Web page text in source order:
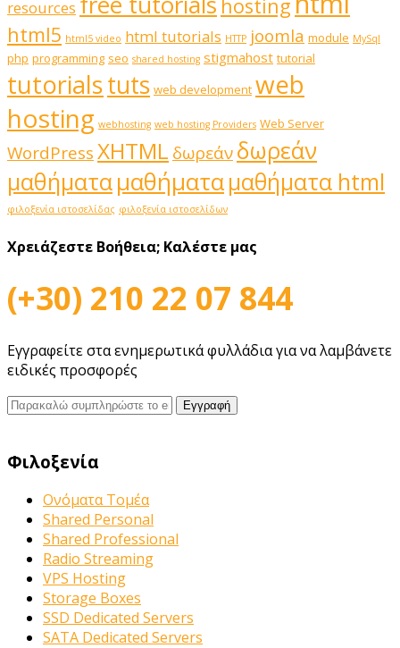
resources
hosting
html5 html5 video html tutorials HTTP joomla module MySql
php programming seo shared hosting stigmahost tutorial
tutorialstuts web development web
hosting webhosting web hosting Providers Web Server
WordPressXHTML δωρεάνδωρεάν
μαθήματαμαθήματαμαθήματα html
φιλοξενία ιστοσελίδας φιλοξενία ιστοσελίδων
Χρειάζεστε Βοήθεια; Καλέστε μας
(+30) 210 22 07 844
Εγγραφείτε στα ενημερωτικά φυλλάδια για να λαμβάνετε
ειδικές προσφορές
Φιλοξενία
Ονόματα Τομέα
Shared Personal
Shared Professional
Radio Streaming
VPS Hosting
Storage Boxes
SSD Dedicated Servers
SATA Dedicated Servers